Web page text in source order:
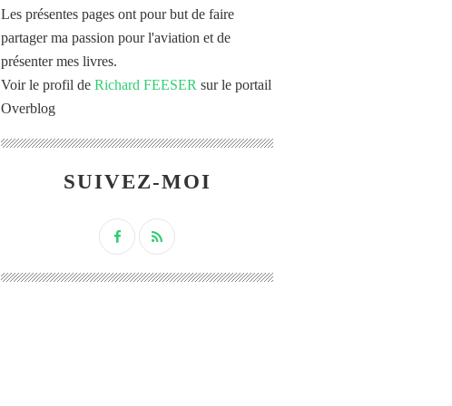
Les présentes pages ont pour but de faire
partager ma passion pour l'aviation et de
présenter mes livres.
Voir le profil de Richard FEESER sur le portail
Overblog
SUIVEZ-MOI